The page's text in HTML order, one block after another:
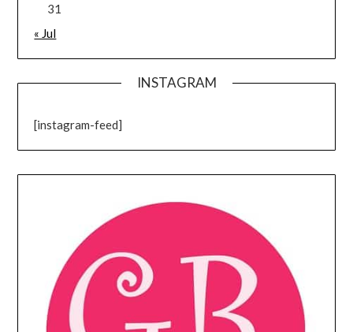
31
« Jul
INSTAGRAM
[instagram-feed]